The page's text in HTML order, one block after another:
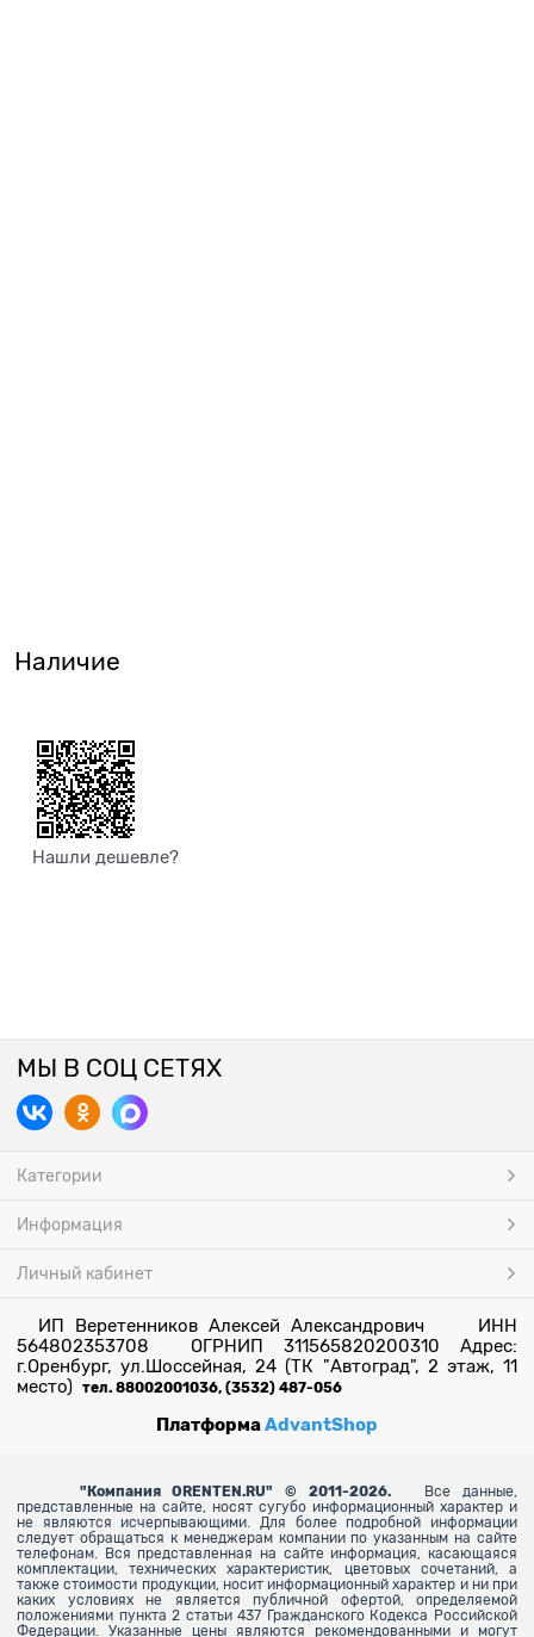
Наличие
Нашли дешевле?
МЫ В СОЦ СЕТЯХ
Категории
Информация
Личный кабинет
ИП Веретенников Алексей Александрович ИНН
564802353708 ОГРНИП 311565820200310 Адрес:
г.Оренбург, ул.Шоссейная, 24 (ТК "Автоград", 2 этаж, 11
место) тел. 88002001036, (3532) 487-056
ПлатформаAdvantShop
" Компания ORENTEN.RU" © 2011-2026.
Все данные,
представленные на сайте, носят сугубо информационный характер и
не являются исчерпывающими. Для более подробной информации
следует обращаться к менеджерам компании по указанным на сайте
телефонам. Вся представленная на сайте информация, касающаяся
комплектации, технических характеристик, цветовых сочетаний, а
также стоимости продукции, носит информационный характер и ни при
каких условиях не является публичной офертой, определяемой
положениями пункта 2 статьи 437 Гражданского Кодекса Российской
Федерации. Указанные цены являются рекомендованными и могут